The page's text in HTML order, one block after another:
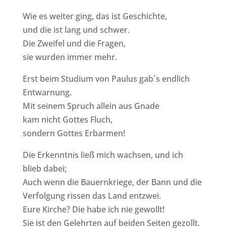
Wie es weiter ging, das ist Geschichte,
und die ist lang und schwer.
Die Zweifel und die Fragen,
sie wurden immer mehr.
Erst beim Studium von Paulus gab´s endlich
Entwarnung.
Mit seinem Spruch allein aus Gnade
kam nicht Gottes Fluch,
sondern Gottes Erbarmen!
Die Erkenntnis ließ mich wachsen, und ich
blieb dabei;
Auch wenn die Bauernkriege, der Bann und die
Verfolgung rissen das Land entzwei.
Eure Kirche? Die habe ich nie gewollt!
Sie ist den Gelehrten auf beiden Seiten gezollt.